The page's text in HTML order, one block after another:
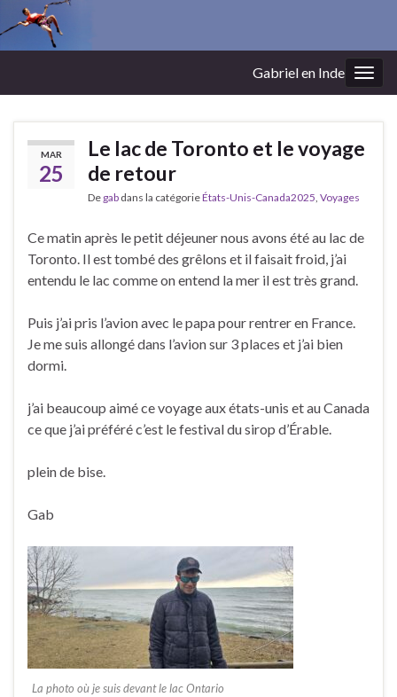
Gabriel en Inde
MAR
25
Le lac de Toronto et le voyage
de retour
De gab dans la catégorieÉtats-Unis-Canada2025, Voyages
Ce matin après le petit déjeuner nous avons été au lac de
Toronto. Il est tombé des grêlons et il faisait froid, j’ai
entendu le lac comme on entend la mer il est très grand.
Puis j’ai pris l’avion avec le papa pour rentrer en France.
Je me suis allongé dans l’avion sur 3 places et j’ai bien
dormi.
j’ai beaucoup aimé ce voyage aux états-unis et au Canada
ce que j’ai préféré c’est le festival du sirop d’Érable.
plein de bise.
Gab
La photo où je suis devant le lac Ontario